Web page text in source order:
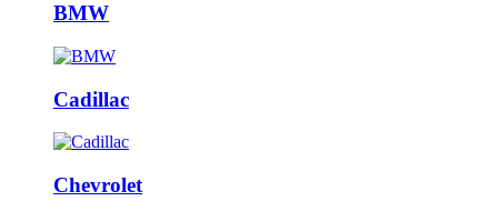
BMW
Cadillac
Chevrolet